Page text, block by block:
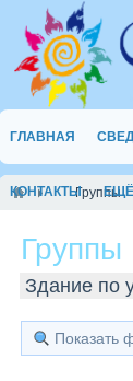
ГЛАВНАЯ
КОНТАКТЫ ЕЩЁ
Группы
Группы
Здание по
Показать